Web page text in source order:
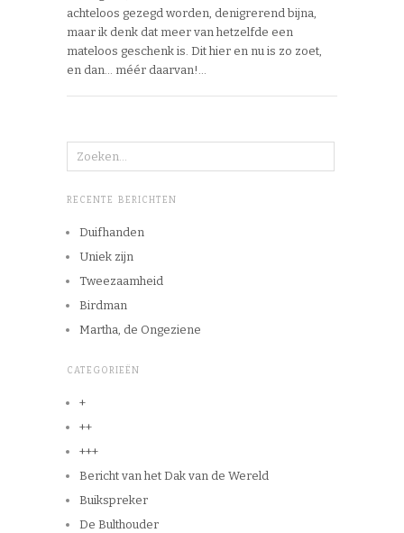
achteloos gezegd worden, denigrerend bijna,
maar ik denk dat meer van hetzelfde een
mateloos geschenk is. Dit hier en nu is zo zoet,
en dan… méér daarvan!…
RECENTE BERICHTEN
Duifhanden
Uniek zijn
Tweezaamheid
Birdman
Martha, de Ongeziene
CATEGORIEËN
+
++
+++
Bericht van het Dak van de Wereld
Buikspreker
De Bulthouder